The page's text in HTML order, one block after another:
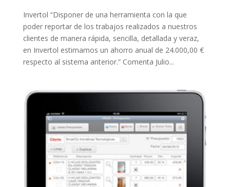
Invertol “Disponer de una herramienta con la que
poder reportar de los trabajos realizados a nuestros
clientes de manera rápida, sencilla, detallada y veraz,
en Invertol estimamos un ahorro anual de 24.000,00 €
respecto al sistema anterior.” Comenta Julio...